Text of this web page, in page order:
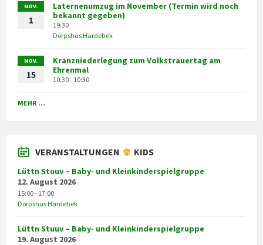
NOV.
1
Laternenumzug im November (Termin wird noch
bekannt gegeben)
19:30
Dörpshus Hardebek
NOV.
15
Kranzniederlegung zum Volkstrauertag am
Ehrenmal
10:30 - 10:30
MEHR ...
VERANSTALTUNGEN KIDS
Lüttn Stuuv – Baby- und Kleinkinderspielgruppe
12. August 2026
15:00 - 17:00
Dörpshus Hardebek
Lüttn Stuuv – Baby- und Kleinkinderspielgruppe
19. August 2026